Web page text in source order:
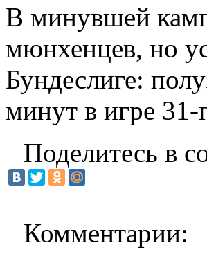
В минувшей
мюнхенцев, но
Бундеслиге:
минут в игре 31-
Поделитесь в
Комментарии: